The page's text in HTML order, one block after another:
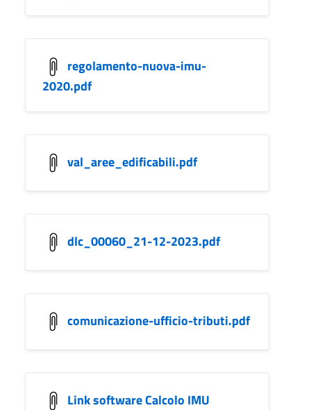
regolamento-nuova-imu-
2020.pdf
val_aree_edificabili.pdf
dlc_00060_21-12-2023.pdf
comunicazione-ufficio-tributi.pdf
Link software Calcolo IMU